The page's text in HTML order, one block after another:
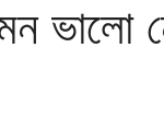
মন